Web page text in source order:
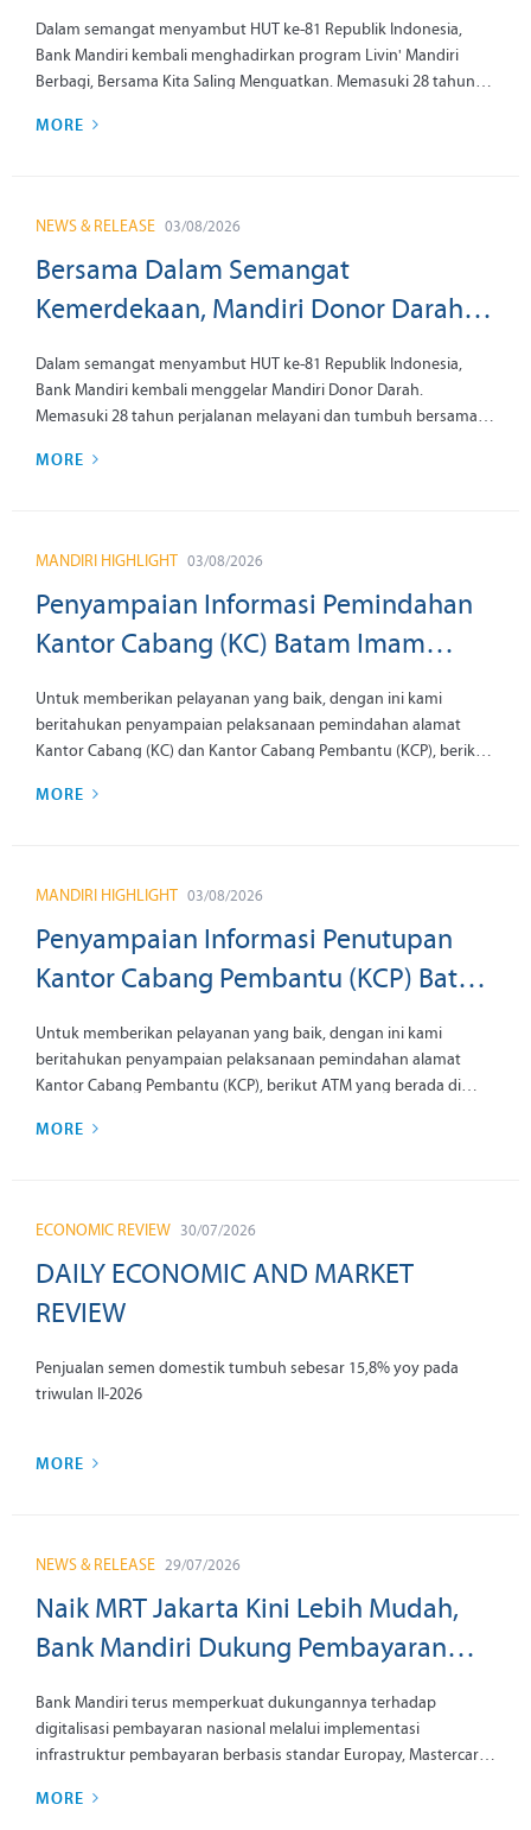
Berbagi Kembali Hadir untuk Pekerja
Rentan
Dalam semangat menyambut HUT ke-81 Republik Indonesia,
Bank Mandiri kembali menghadirkan program Livin' Mandiri
Berbagi, Bersama Kita Saling Menguatkan. Memasuki 28 tahun
Mandiri terus memperkuat perannya sebagai mitra strategis
MORE
NEWS & RELEASE 03/08/2026
Bersama Dalam Semangat
Kemerdekaan, Mandiri Donor Darah
Kembali Hadir Dukung Ketersediaan
Darah Nasional
Dalam semangat menyambut HUT ke-81 Republik Indonesia,
Bank Mandiri kembali menggelar Mandiri Donor Darah.
Memasuki 28 tahun perjalanan melayani dan tumbuh bersama
masyarakat mengisi momen kemerdekaan melalui aksi donor
MORE
MANDIRI HIGHLIGHT 03/08/2026
Penyampaian Informasi Pemindahan
Kantor Cabang (KC) Batam Imam
Bonjol, KCP Sekayu, KCP BIJB Kertajati
dan KCP Bandung R.S. Hasan Sadikin
tanggal 07 September 2026
Untuk memberikan pelayanan yang baik, dengan ini kami
beritahukan penyampaian pelaksanaan pemindahan alamat
Kantor Cabang (KC) dan Kantor Cabang Pembantu (KCP), berikut
berikut:
MORE
MANDIRI HIGHLIGHT 03/08/2026
Penyampaian Informasi Penutupan
Kantor Cabang Pembantu (KCP) Batam
Nagoya Prioritas tanggal 07
September 2026
Untuk memberikan pelayanan yang baik, dengan ini kami
beritahukan penyampaian pelaksanaan pemindahan alamat
Kantor Cabang Pembantu (KCP), berikut ATM yang berada di
MORE
ECONOMIC REVIEW 30/07/2026
DAILY ECONOMIC AND MARKET
REVIEW
Penjualan semen domestik tumbuh sebesar 15,8% yoy pada
triwulan II-2026
MORE
NEWS & RELEASE 29/07/2026
Naik MRT Jakarta Kini Lebih Mudah,
Bank Mandiri Dukung Pembayaran
Tiket dengan Kartu Kredit Nirsentuh
Global
Bank Mandiri terus memperkuat dukungannya terhadap
digitalisasi pembayaran nasional melalui implementasi
infrastruktur pembayaran berbasis standar Europay, Mastercard,
Dukungan ini memungkinkan masyarakat, termasuk wisatawan
MORE